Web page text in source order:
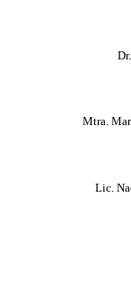
Mtra.
Lic.